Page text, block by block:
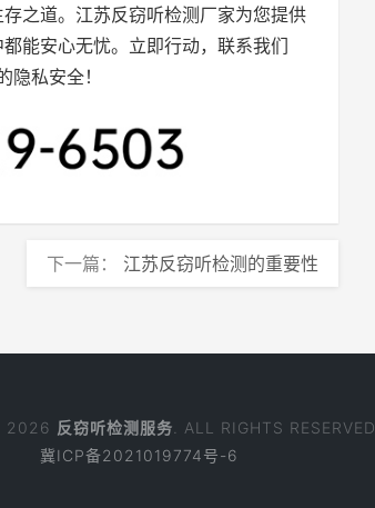
之道。江苏反窃听检测厂家为您提供
能安心无忧。立即行动，联系我们
隐私安全！
下一篇： 江苏反窃听检测的重要性
2026 反窃听检测服务 . ALL RIGHTS RESERVED
冀ICP备2021019774号-6